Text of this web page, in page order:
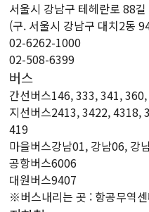
서울시 강남구 테헤란로 88
(구. 서울시 강남구 대치2동
02-6262-1000
02-508-6399
버스
간선버스146, 333, 341,
지선버스2413, 3422, 4318,
419
마을버스강남01, 강남06, 강
공항버스6006
대원버스9407
※버스내리는 곳 : 항공무역